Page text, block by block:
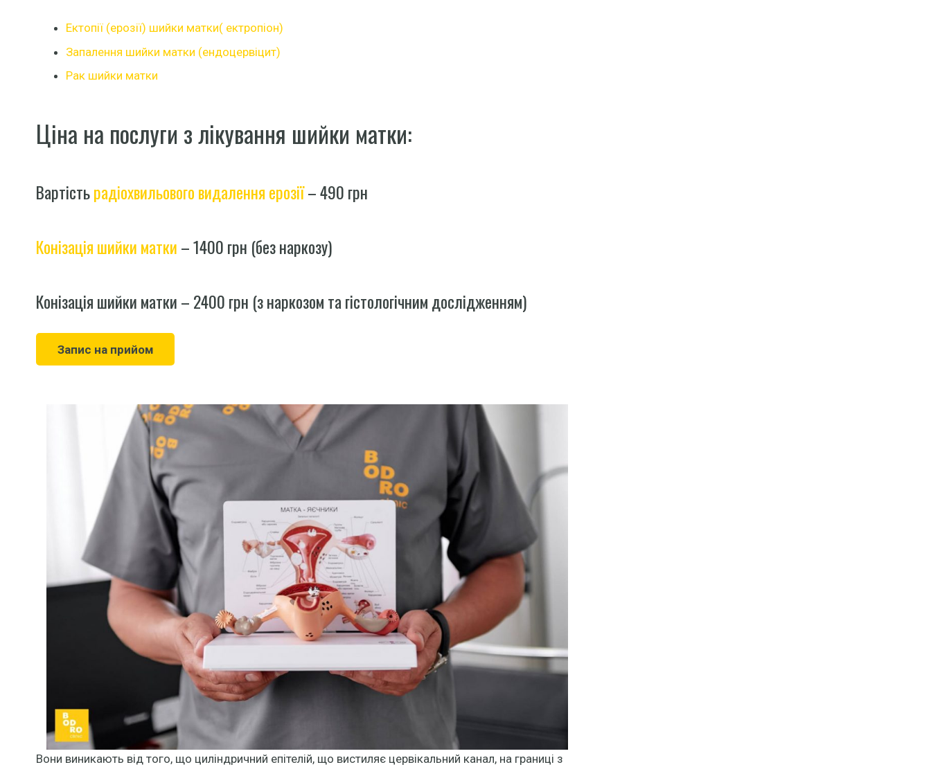
Ектопії (ерозії) шийки матки( ектропіон)
Запалення шийки матки (ендоцервіцит)
Рак шийки матки
Ціна на послуги з лікування шийки матки:
Вартістьрадіохвильового видалення ерозії– 490 грн
Конізація шийки матки – 1400 грн (без наркозу)
Конізація шийки матки – 2400 грн (з наркозом та гістологічним дослідженням)
Запис на прийом
Вони виникають від того, що циліндричний епітелій, що вистиляє цервікальний канал, на границі з